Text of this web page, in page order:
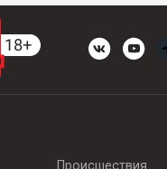
Происшествия